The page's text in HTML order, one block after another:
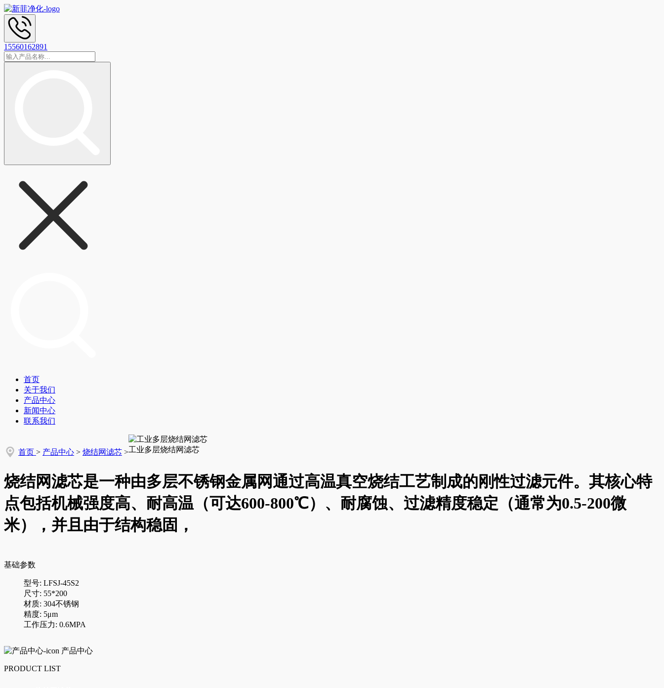
15560162891
首页
关于我们
产品中心
新闻中心
联系我们
首页 > 产品中心 > 烧结网滤芯 >工业多层烧结网滤芯
烧结网滤芯是一种由多层不锈钢金属网通过高温真空烧结工艺制成的刚性过滤元件。其核心特
点包括机械强度高、耐高温（可达600-800℃）、耐腐蚀、过滤精度稳定（通常为0.5-200微
米），并且由于结构稳固，
基础参数
型号: LFSJ-45S2
尺寸: 55*200
材质: 304不锈钢
精度: 5μm
工作压力: 0.6MPA
产品中心
PRODUCT LIST